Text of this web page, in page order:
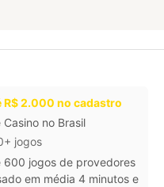
2.000 no cadastro
no Brasil
jogos
600 jogos de provedores
em média 4 minutos e